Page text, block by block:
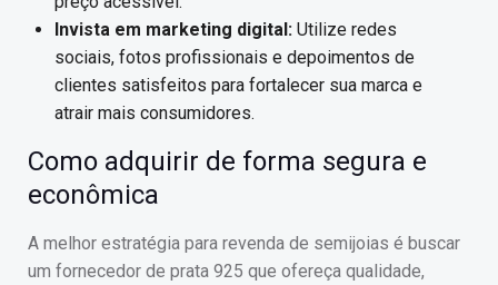
Invista em marketing digital: Utilize redes
sociais, fotos profissionais e depoimentos de
clientes satisfeitos para fortalecer sua marca e
atrair mais consumidores.
Como adquirir de forma segura e
econômica
A melhor estratégia para revenda de semijoias é buscar
um fornecedor de prata 925 que ofereça qualidade,